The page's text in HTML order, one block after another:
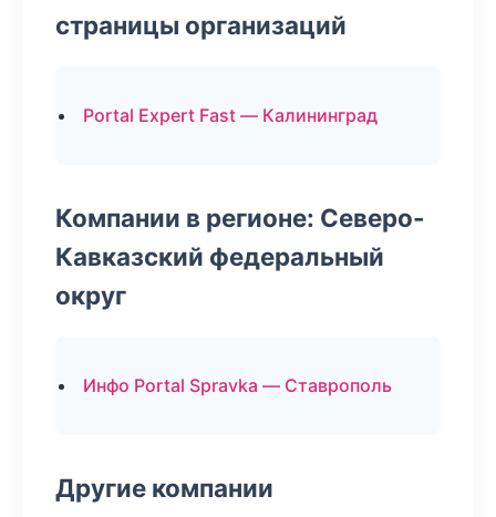
страницы организаций
Portal Expert Fast — Калининград
Компании в регионе: Северо-
Кавказский федеральный
округ
Инфо Portal Spravka — Ставрополь
Другие компании